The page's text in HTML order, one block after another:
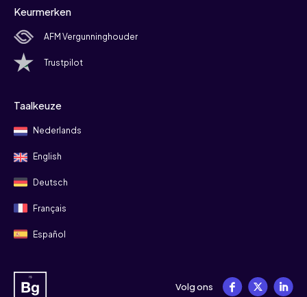
Keurmerken
AFM Vergunninghouder
Trustpilot
Taalkeuze
Nederlands
English
Deutsch
Français
Español
Volg ons